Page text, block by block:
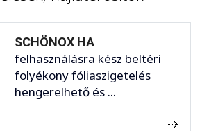
SCHÖNOX HA
felhasználásra kész beltéri
folyékony fóliaszigetelés
hengerelhető és ...